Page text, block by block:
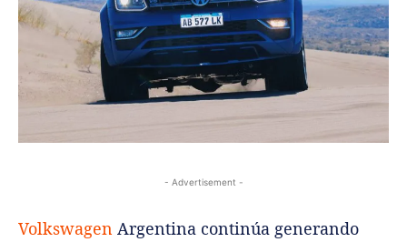
- Advertisement -
Volkswagen Argentina continúa generando